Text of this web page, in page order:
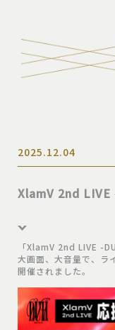
2025.12.04
XlamV 2nd LIVE
「XlamV 2nd LIVE -
大画面、大音量で、ラ
開催されました。